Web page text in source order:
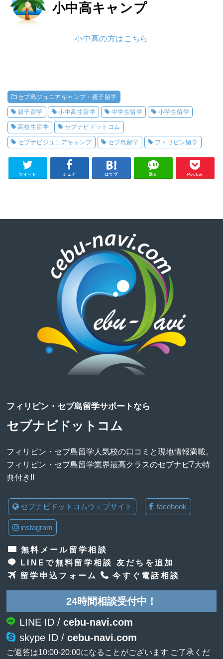
小中高キャンプ
小中高の方はこちら
セブ島ジュニアキャンプ・親子留学
親子留学 小中高生留学 中学生留学 小学生留学
高校生留学 セブナビドットコム
セブナビジュニアキャンプ セブ島留学 フィリピン留学
ツイート シェア はてブ 送る Pocket
フィリピン・セブ島留学サポートなら
セブナビドットコム
フィリピン・セブ島留学人気校の口コミと現地情報満載。
フィリピン・セブ島留学業界最高クラスのセブナビ7大特
典付き!!
セブナビドットコムウェブサイト facebook
instagram
無料メール留学相談
LINEで無料留学相談 友だちを追加
留学申込フォーム
今すぐ電話相談
24時間相談受付中！
LINE ID /cebu-navi.com
skype ID /cebu-navi.com
ご返答は10:00-20:00になることがございます ご了承くだ